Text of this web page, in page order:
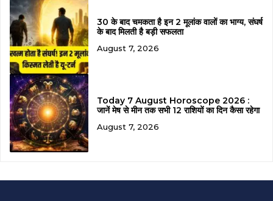
30 के बाद चमकता है इन 2 मूलांक वालों का भाग्य, संघर्ष
के बाद मिलती है बड़ी सफलता
August 7, 2026
Today 7 August Horoscope 2026 :
जानें मेष से मीन तक सभी 12 राशियों का दिन कैसा रहेगा
August 7, 2026